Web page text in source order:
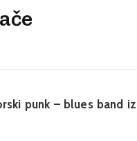
punk – blues band